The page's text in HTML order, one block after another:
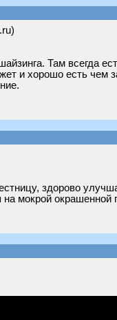
Там всегда
и хорошо есть чем
здорово
на мокрой окрашенной